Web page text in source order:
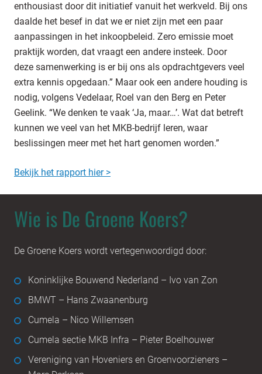
enthousiast door dit initiatief vanuit het werkveld. Bij ons
daalde het besef in dat we er niet zijn met een paar
aanpassingen in het inkoopbeleid. Zero emissie moet
praktijk worden, dat vraagt een andere insteek. Door
deze samenwerking is er bij ons als opdrachtgevers veel
extra kennis opgedaan.” Maar ook een andere houding is
nodig, volgens Vedelaar, Roel van den Berg en Peter
Geelink. “We denken te vaak ‘Ja, maar…’. Wat dat betreft
kunnen we veel van het MKB-bedrijf leren, waar
beslissingen meer met het hart genomen worden.”
Bekijk het rapport hier >
Wie is De Groene Koers?
De Groene Koers wordt vertegenwoordigd door:
Koninklijke Bouwend Nederland – Ivo van Zon
BMWT – Hans Zwaanenburg
Cumela – Nico Willemsen
Cumela sectie MKB Infra – Pieter Boelhouwer
Vereniging van Hoveniers en Groenvoorzieners –